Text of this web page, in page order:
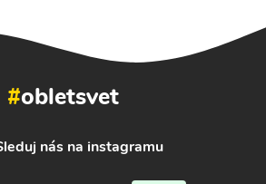
#obletsvet
nás na instagramu